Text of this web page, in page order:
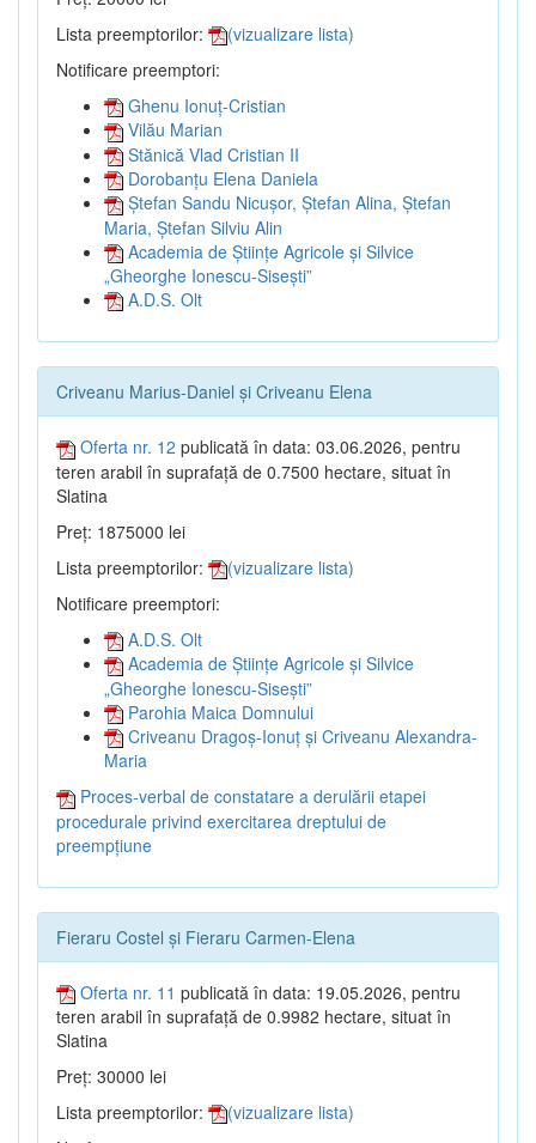
Lista preemptorilor:
(vizualizare lista)
Notificare preemptori:
Ghenu Ionuț-Cristian
Vilău Marian
Stănică Vlad Cristian II
Dorobanțu Elena Daniela
Ștefan Sandu Nicușor, Ștefan Alina, Ștefan
Maria, Ștefan Silviu Alin
Academia de Științe Agricole și Silvice
„Gheorghe Ionescu-Sisești”
A.D.S. Olt
Criveanu Marius-Daniel și Criveanu Elena
Oferta nr. 12 publicată în data: 03.06.2026, pentru
teren arabil în suprafață de 0.7500 hectare, situat în
Slatina
Preț: 1875000 lei
Lista preemptorilor:
(vizualizare lista)
Notificare preemptori:
A.D.S. Olt
Academia de Științe Agricole și Silvice
„Gheorghe Ionescu-Sisești”
Parohia Maica Domnului
Criveanu Dragoș-Ionuț și Criveanu Alexandra-
Maria
Proces-verbal de constatare a derulării etapei
procedurale privind exercitarea dreptului de
preempțiune
Fieraru Costel și Fieraru Carmen-Elena
Oferta nr. 11 publicată în data: 19.05.2026, pentru
teren arabil în suprafață de 0.9982 hectare, situat în
Slatina
Preț: 30000 lei
Lista preemptorilor:
(vizualizare lista)